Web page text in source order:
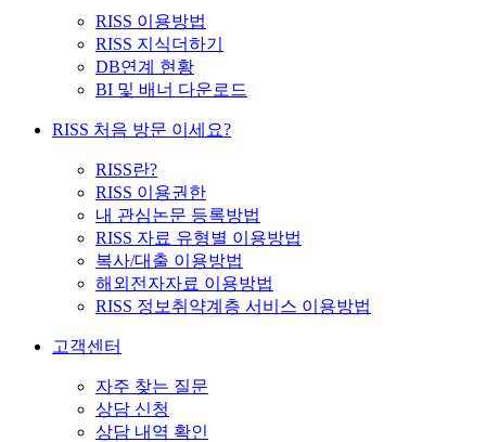
RISS 이용방법
RISS 지식더하기
DB연계 현황
BI 및 배너 다운로드
RISS 처음 방문 이세요?
RISS란?
RISS 이용권한
내 관심논문 등록방법
RISS 자료 유형별 이용방법
복사/대출 이용방법
해외전자자료 이용방법
RISS 정보취약계층 서비스 이용방법
고객센터
자주 찾는 질문
상담 신청
상담 내역 확인